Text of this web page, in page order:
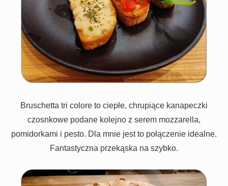
Bruschetta tri colore to ciepłe, chrupiące kanapeczki
czosnkowe podane kolejno z serem mozzarella,
pomidorkami i pesto. Dla mnie jest to połączenie idealne.
Fantastyczna przekąska na szybko.